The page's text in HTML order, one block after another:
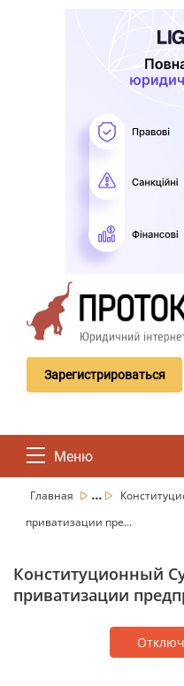
Зарегистрироваться
Меню
Главная ...
приватизации пре...
Конституционный
приватизации